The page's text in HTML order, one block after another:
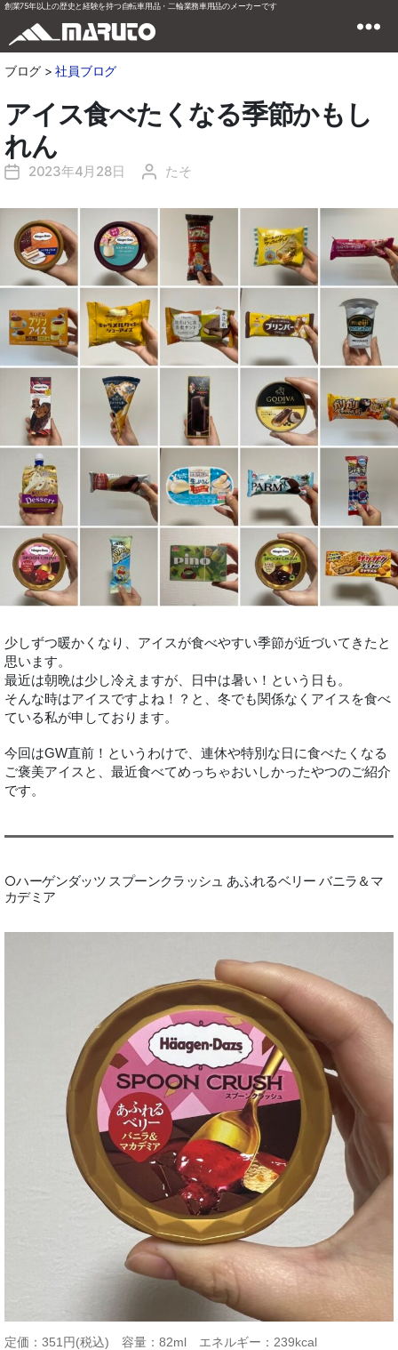
創業75年以上の歴史と経験を持つ自転車用品・二輪業務車用品のメーカーです
ブログ >社員ブログ
アイス食べたくなる季節かもし
れん
投
日
2023年4月28日
投
者
たそ
少しずつ暖かくなり、アイスが食べやすい季節が近づいてきたと
思います。
最近は朝晩は少し冷えますが、日中は暑い！という日も。
そんな時はアイスですよね！？と、冬でも関係なくアイスを食べ
ている私が申しております。
今回はGW直前！というわけで、連休や特別な日に食べたくなる
ご褒美アイスと、最近食べてめっちゃおいしかったやつのご紹介
です。
○ハーゲンダッツ スプーンクラッシュ あふれるベリー バニラ＆マ
カデミア
定価：351円(税込) 容量：82ml エネルギー：239kcal